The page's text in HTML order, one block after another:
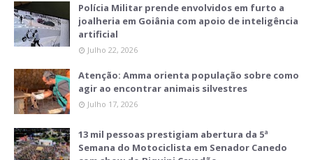
Polícia Militar prende envolvidos em furto a
joalheria em Goiânia com apoio de inteligência
artificial
Julho 22, 2026
Atenção: Amma orienta população sobre como
agir ao encontrar animais silvestres
Julho 17, 2026
13 mil pessoas prestigiam abertura da 5ª
Semana do Motociclista em Senador Canedo